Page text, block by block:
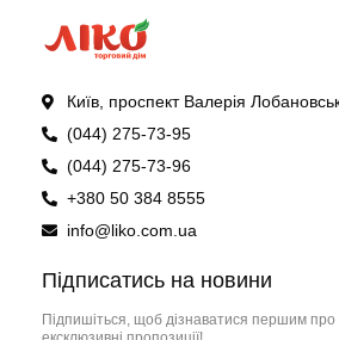
Київ, проспект Валерія
(044) 275-73-95
(044) 275-73-96
+380 50 384 8555
info@liko.com.ua
Підписатись на новини
Підпишіться, щоб дізнаватися першим про